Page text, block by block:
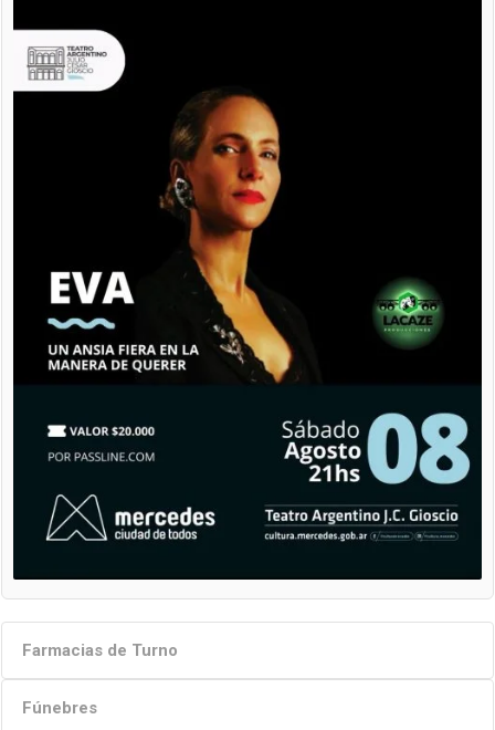
Farmacias de Turno
Fúnebres